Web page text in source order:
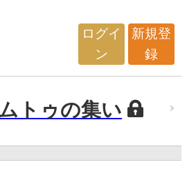
ログイ
ン
新規登
録
トゥの集い